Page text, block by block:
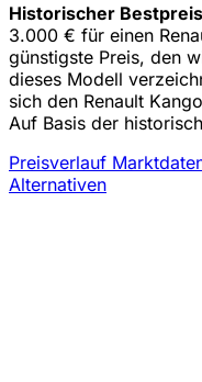
Historischer Bestpreis
3.000 € für einen
günstigste Preis, den
dieses Modell
sich den Renault
Auf Basis der
Preisverlauf
Alternativen